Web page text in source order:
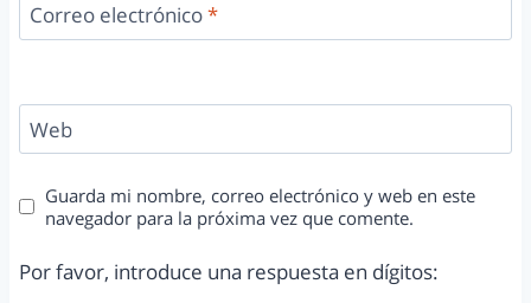
Correo electrónico*
Web
Guarda mi nombre, correo electrónico y web en este
navegador para la próxima vez que comente.
Por favor, introduce una respuesta en dígitos: